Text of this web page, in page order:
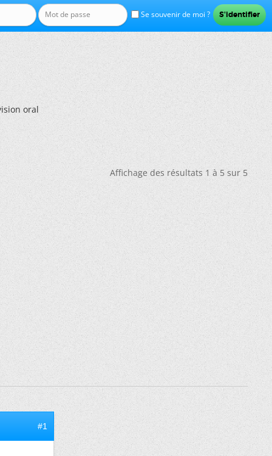
Se souvenir de moi ?
oral
Affichage des résultats 1 à 5 sur 5
#1